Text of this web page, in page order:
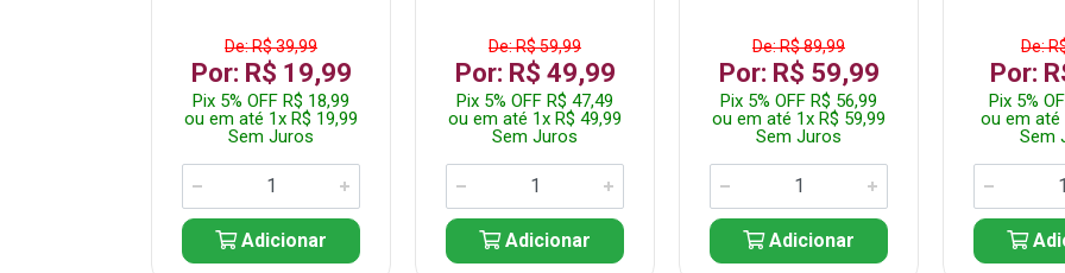
De: R$ 39,99
Por: R$ 19,99
Pix 5% OFF R$ 18,99
ou em até 1x R$ 19,99
Sem Juros
Adicionar
De: R$ 59,99
Por: R$ 49,99
Pix 5% OFF R$ 47,49
ou em até 1x R$ 49,99
Sem Juros
Adicionar
De: R$ 89,99
Por: R$ 59,99
Pix 5% OFF R$ 56,99
ou em até 1x R$ 59,99
Sem Juros
Adicionar
De:
Por:
Pix 5%
ou em até
Sem